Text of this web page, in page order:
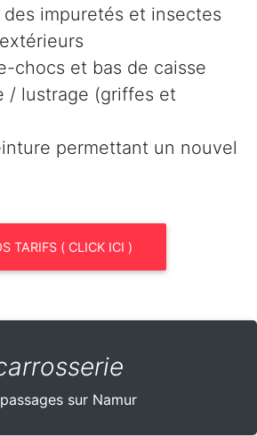
des impuretés et insectes
chocs et bas de caisse
/ lustrage (griffes et
permettant un nouvel
TARIFS ( CLICK ICI )
sur Namur